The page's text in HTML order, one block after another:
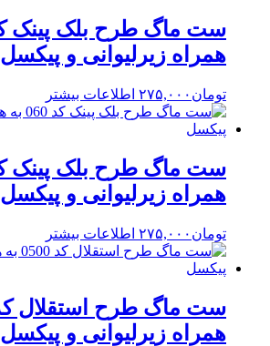
همراه زیرلیوانی و پیکسل
تومان ۲۷۵,۰۰۰ اطلاعات بیشتر
همراه زیرلیوانی و پیکسل
تومان ۲۷۵,۰۰۰ اطلاعات بیشتر
همراه زیرلیوانی و پیکسل